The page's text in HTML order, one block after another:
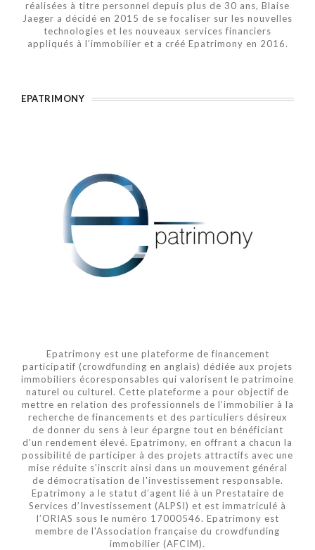
réalisées à titre personnel depuis plus de 30 ans, Blaise
Jaeger a décidé en 2015 de se focaliser sur les nouvelles
technologies et les nouveaux services financiers
appliqués à l’immobilier et a créé Epatrimony en 2016.
EPATRIMONY
Epatrimony est une plateforme de financement
participatif (crowdfunding en anglais) dédiée aux projets
immobiliers écoresponsables qui valorisent le patrimoine
naturel ou culturel. Cette plateforme a pour objectif de
mettre en relation des professionnels de l’immobilier à la
recherche de financements et des particuliers désireux
de donner du sens à leur épargne tout en bénéficiant
d'un rendement élevé. Epatrimony, en offrant a chacun la
possibilité de participer à des projets attractifs avec une
mise réduite s'inscrit ainsi dans un mouvement général
de démocratisation de l'investissement responsable.
Epatrimony a le statut d’agent lié à un Prestataire de
Services d’Investissement (ALPSI) et est immatriculé à
l’ORIAS sous le numéro 17000546. Epatrimony est
membre de l'Association française du crowdfunding
immobilier (AFCIM).